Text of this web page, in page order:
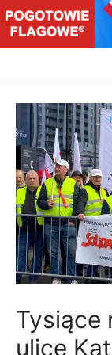
Przejdź
do
treści
Tysiące
ulice